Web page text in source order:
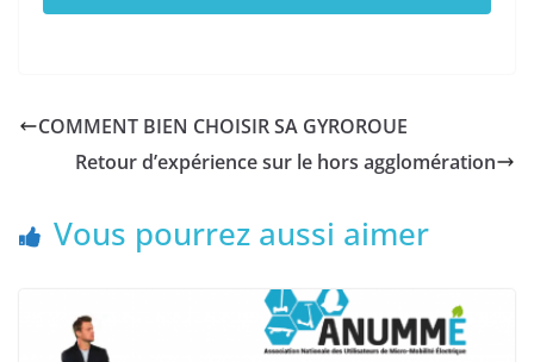
COMMENT BIEN CHOISIR SA GYROROUE
Retour d’expérience sur le hors agglomération
Vous pourrez aussi aimer